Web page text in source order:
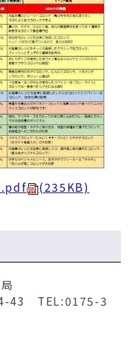
.pdf (235KB)
43 TEL:0175-3